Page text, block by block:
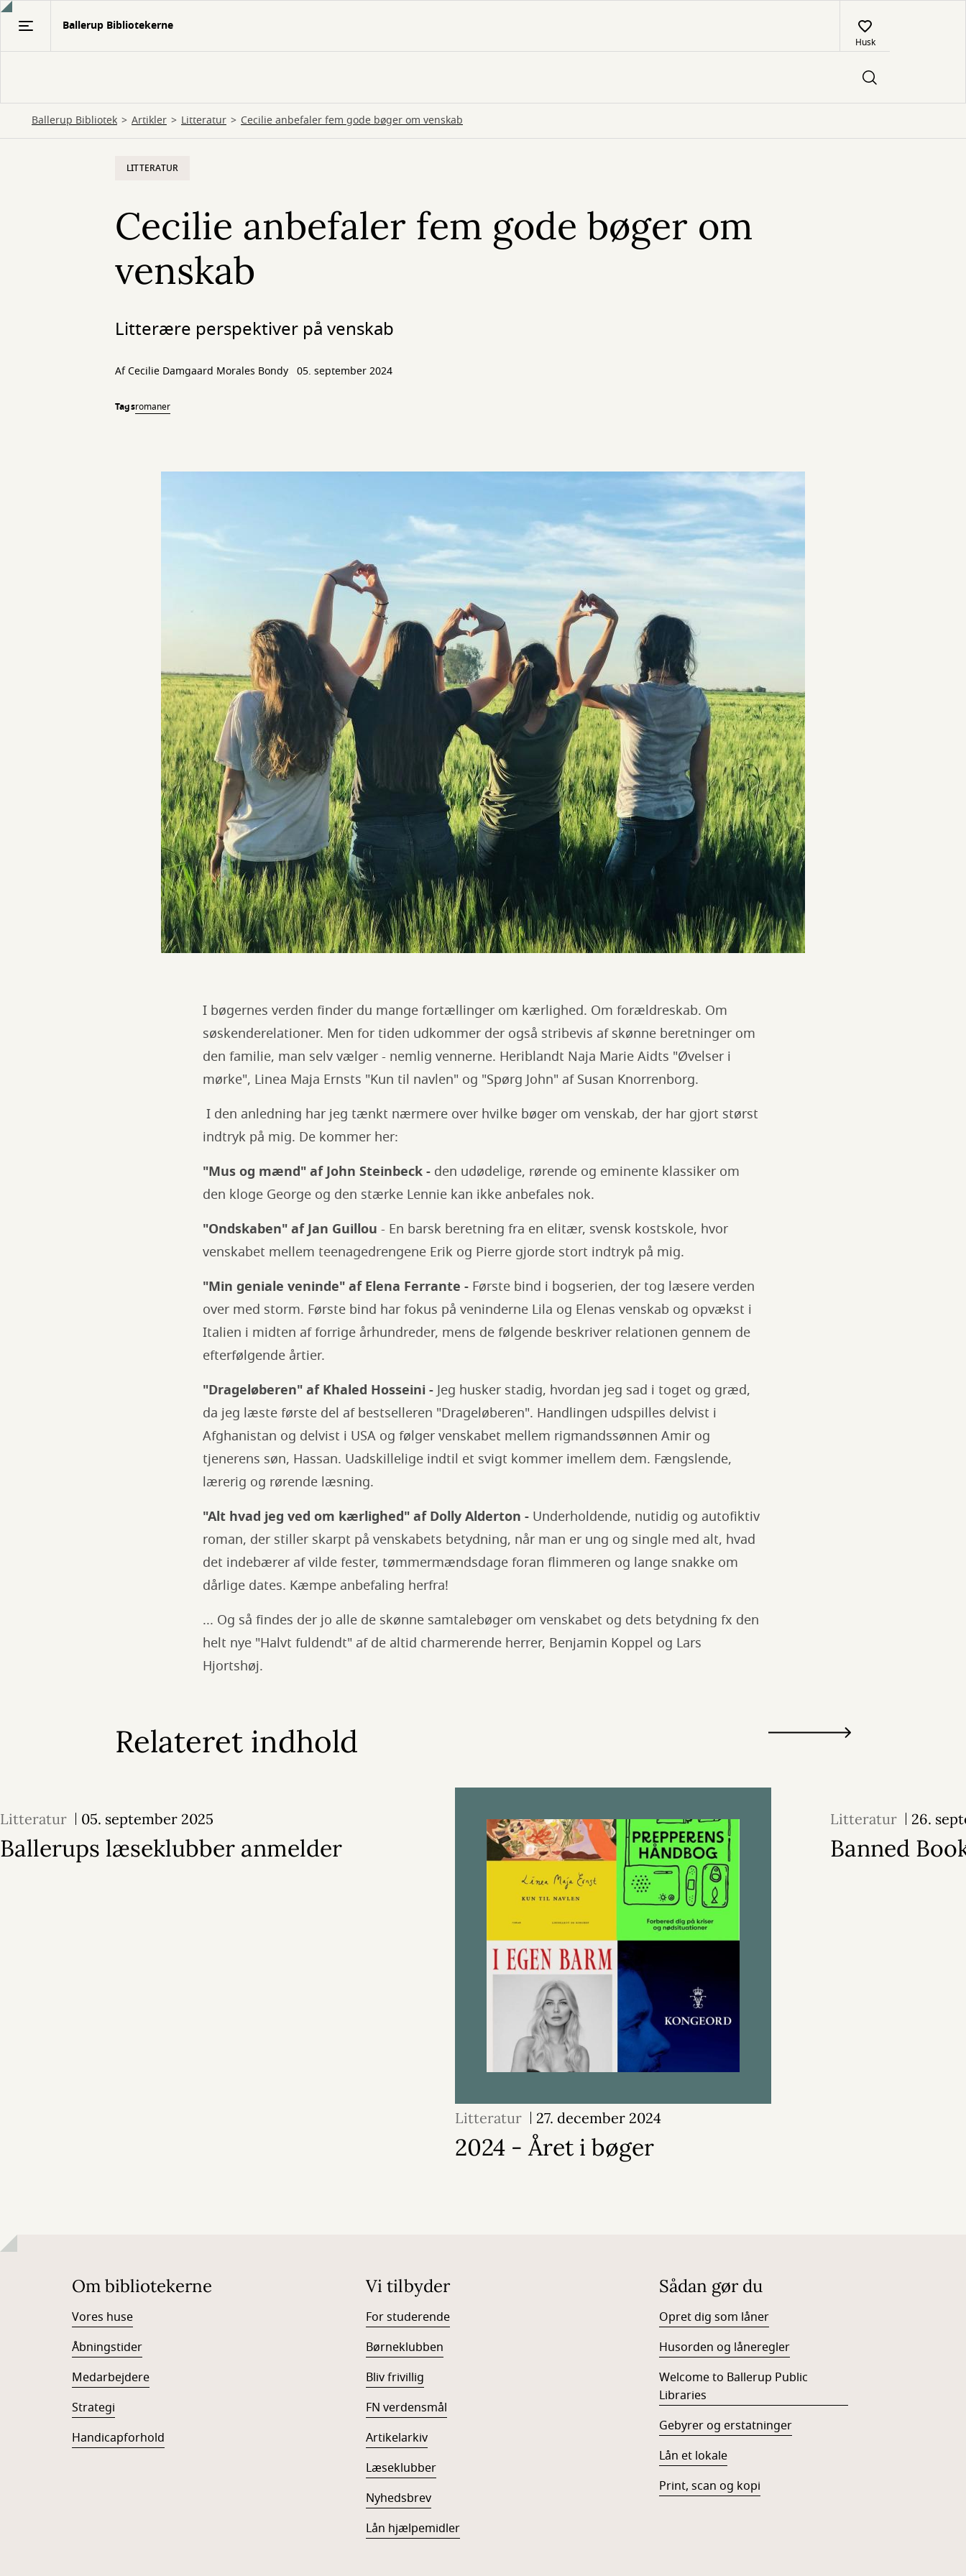
Gå
Ballerup Bibliotekerne
Husk
Ballerup Bibliotek Artikler Litteratur Cecilie anbefaler fem gode bøger om venskab
LITTERATUR
Cecilie anbefaler fem gode bøger om
venskab
Litterære perspektiver på venskab
AfCecilie Damgaard Morales Bondy 05. september 2024
Tagsromaner
I bøgernes verden finder du mange fortællinger om kærlighed. Om forældreskab. Om
søskenderelationer. Men for tiden udkommer der også stribevis af skønne beretninger om
den familie, man selv vælger - nemlig vennerne. Heriblandt Naja Marie Aidts "Øvelser i
mørke", Linea Maja Ernsts "Kun til navlen" og "Spørg John" af Susan Knorrenborg.
I den anledning har jeg tænkt nærmere over hvilke bøger om venskab, der har gjort størst
indtryk på mig. De kommer her:
"Mus og mænd" af John Steinbeck - den udødelige, rørende og eminente klassiker om
den kloge George og den stærke Lennie kan ikke anbefales nok.
"Ondskaben" af Jan Guillou - En barsk beretning fra en elitær, svensk kostskole, hvor
venskabet mellem teenagedrengene Erik og Pierre gjorde stort indtryk på mig.
"Min geniale veninde" af Elena Ferrante - Første bind i bogserien, der tog læsere verden
over med storm. Første bind har fokus på veninderne Lila og Elenas venskab og opvækst i
Italien i midten af forrige århundreder, mens de følgende beskriver relationen gennem de
efterfølgende årtier.
"Drageløberen" af Khaled Hosseini - Jeg husker stadig, hvordan jeg sad i toget og græd,
da jeg læste første del af bestselleren "Drageløberen". Handlingen udspilles delvist i
Afghanistan og delvist i USA og følger venskabet mellem rigmandssønnen Amir og
tjenerens søn, Hassan. Uadskillelige indtil et svigt kommer imellem dem. Fængslende,
lærerig og rørende læsning.
"Alt hvad jeg ved om kærlighed" af Dolly Alderton - Underholdende, nutidig og autofiktiv
roman, der stiller skarpt på venskabets betydning, når man er ung og single med alt, hvad
det indebærer af vilde fester, tømmermændsdage foran flimmeren og lange snakke om
dårlige dates. Kæmpe anbefaling herfra!
... Og så findes der jo alle de skønne samtalebøger om venskabet og dets betydning fx den
helt nye "Halvt fuldendt" af de altid charmerende herrer, Benjamin Koppel og Lars
Hjortshøj.
Relateret indhold
Litteratur 05. september 2025
Ballerups læseklubber anmelder
Litteratur 27. december 2024
2024 - Året i bøger
Litteratur 26.
Banned
Om bibliotekerne
Vores huse
Åbningstider
Medarbejdere
Strategi
Handicapforhold
Vi tilbyder
For studerende
Børneklubben
Bliv frivillig
FN verdensmål
Artikelarkiv
Læseklubber
Nyhedsbrev
Lån hjælpemidler
Sådan gør du
Opret dig som låner
Husorden og låneregler
Welcome to Ballerup Public
Libraries
Gebyrer og erstatninger
Lån et lokale
Print, scan og kopi